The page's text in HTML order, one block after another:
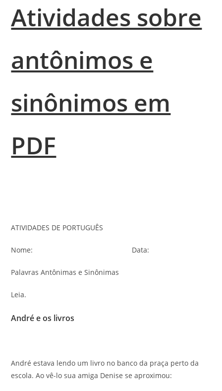
Atividades sobre
antônimos e
sinônimos em
PDF
ATIVIDADES DE PORTUGUÊS
Nome: Data:
Palavras Antônimas e Sinônimas
Leia.
André e os livros
André estava lendo um livro no banco da praça perto da
escola. Ao vê-lo sua amiga Denise se aproximou: